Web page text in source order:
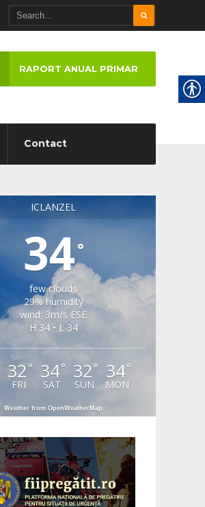
Contact
RAPORT ANUAL PRIMAR
ICLANZEL
34°
few clouds
29% humidity
wind: 3m/s ESE
H 34 • L 34
32 °
FRI
34°
SAT
32 °
SUN
34°
MON
Weather from OpenWeatherMap